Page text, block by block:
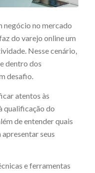
negócio no mercado
do varejo online um
Nesse cenário,
dentro dos
desafio.
atentos às
qualificação do
de entender quais
seus
e ferramentas